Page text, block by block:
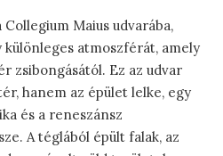
Maius udvarába,
atmoszférát, amely
zsibongásától. Ez az udvar
hanem az épület lelke, egy
és a reneszánsz
A téglából épült falak, az